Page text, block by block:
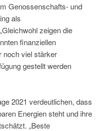
Genossenschafts- und
als
zeigen die
finanziellen
noch viel stärker
gestellt werden
2021 verdeutlichen, dass
Energien steht und ihre
„Beste